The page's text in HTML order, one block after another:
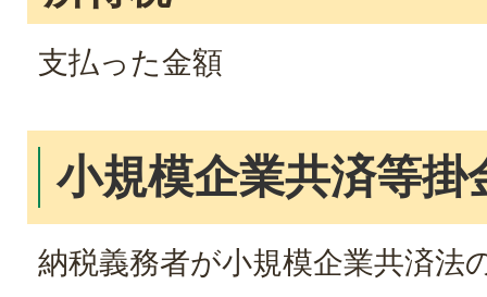
支払った金額
小規模企業共済等掛
納税義務者が小規模企業共済法